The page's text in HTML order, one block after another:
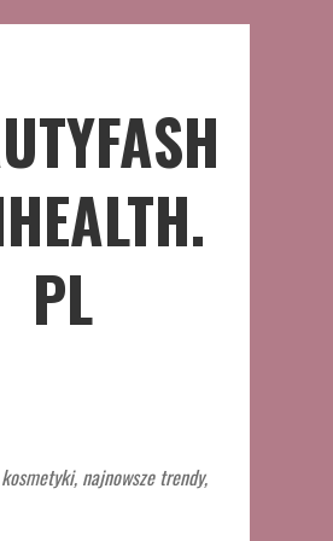
PL
najnowsze trendy,